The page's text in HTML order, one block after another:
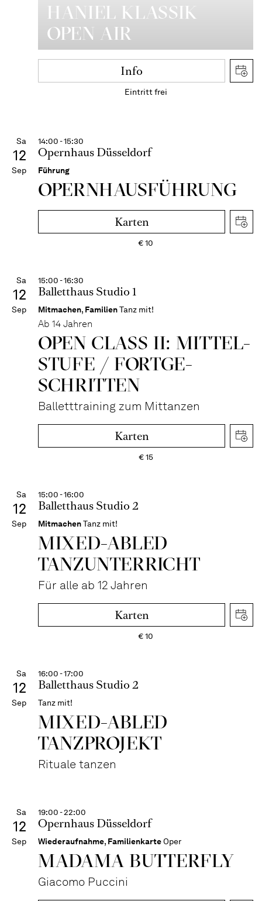
HANIEL KLASSIK
OPEN AIR
Info
Eintritt frei
Sa
12
Sep
14:00 - 15:30
Opernhaus Düsseldorf
Führung
OPERN­HAUS­FÜH­RUNG
Karten
€10
Sa
12
Sep
15:00 - 16:30
Balletthaus Studio 1
Mitmachen, FamilienTanz mit!
Ab 14 Jahren
OPEN CLASS II: MITTEL­
STUFE / FORT­GE­
SCHRITTEN
Balletttraining zum Mittanzen
Karten
€15
Sa
12
Sep
15:00 - 16:00
Balletthaus Studio 2
MitmachenTanz mit!
MIXED-­ABLED
TANZ­UNTER­RICHT
Für alle ab 12 Jahren
Karten
€10
Sa
12
Sep
16:00 - 17:00
Balletthaus Studio 2
Tanz mit!
MIXED-ABLED
TANZPROJEKT
Rituale tanzen
Sa
12
Sep
19:00 - 22:00
Opernhaus Düsseldorf
Wiederaufnahme, FamilienkarteOper
MADAMA BUTTER­FLY
Giacomo Puccini